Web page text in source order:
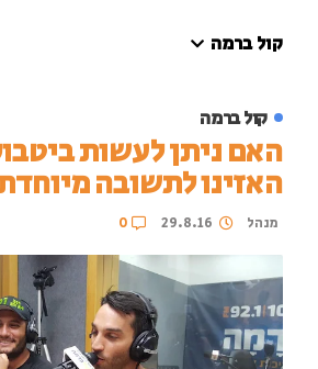
קול ברמה
קול ברמה
האם ניתן לעשות
האזינו לתשובה
מנהל 29.8.16
0